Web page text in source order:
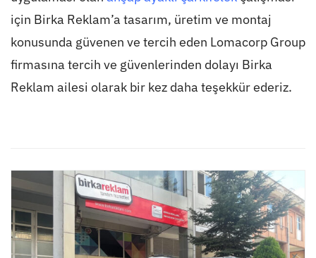
için Birka Reklam’a tasarım, üretim ve montaj
konusunda güvenen ve tercih eden Lomacorp Group
firmasına tercih ve güvenlerinden dolayı Birka
Reklam ailesi olarak bir kez daha teşekkür ederiz.